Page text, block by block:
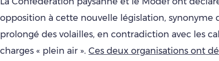
opposition à cette nouvelle législation, synonyme
prolongé des volailles, en contradiction avec les
charges « plein air ». Ces deux organisations ont